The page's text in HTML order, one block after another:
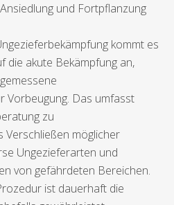
und Fortpflanzung
kommt es
die akute Bekämpfung an,
Vorbeugung. Das umfasst
zu
Verschließen möglicher
Ungezieferarten und
von gefährdeten Bereichen.
ist dauerhaft die